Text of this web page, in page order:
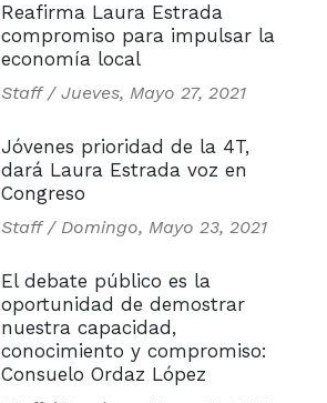
Reafirma Laura Estrada
compromiso para impulsar la
economía local
Staff / Jueves, Mayo 27, 2021
Jóvenes prioridad de la 4T,
dará Laura Estrada voz en
Congreso
Staff / Domingo, Mayo 23, 2021
El debate público es la
oportunidad de demostrar
nuestra capacidad,
conocimiento y compromiso:
Consuelo Ordaz López